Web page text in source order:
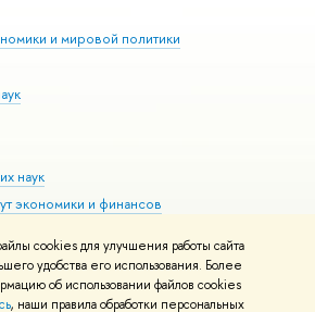
cookies для улучшения работы сайта
удобства его использования. Более
об использовании файлов cookies
, наши правила обработки персональных
и мировой политики
наук
экономики и финансов